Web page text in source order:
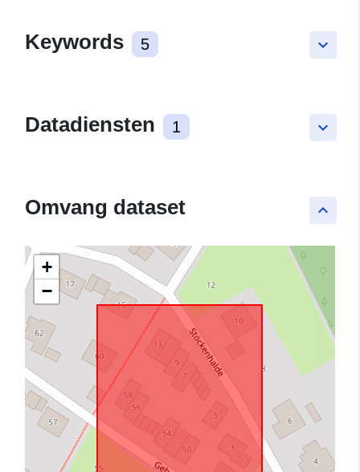
keyboard_arrow_down
Keywords 5
keyboard_arrow_down
Datadiensten 1
keyboard_arrow_up
Omvang dataset
+
−